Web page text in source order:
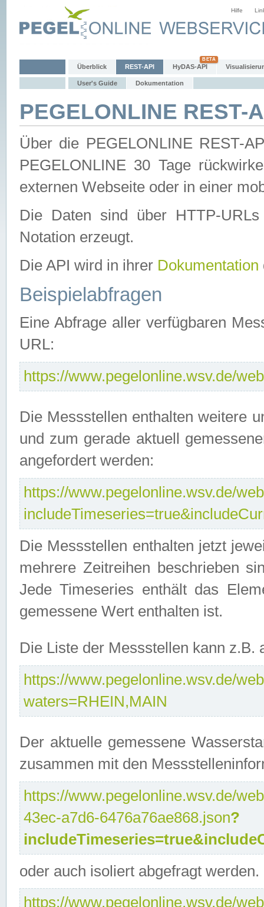
Hilfe
Überblick REST-API HyDAS-API
User's Guide Dokumentation
PEGELONLINE REST-
Über die PEGELONLINE REST-
PEGELONLINE 30 Tage
externen Webseite oder in einer
Die Daten sind über HTTP-
Notation erzeugt.
Die API wird in ihrer Dokumentation
Beispielabfragen
Eine Abfrage aller verfügbaren
URL:
https://www.pegelonline.wsv.de/
Die Messstellen enthalten weitere
und zum gerade aktuell
angefordert werden:
https://www.pegelonline.wsv.de/
Die Messstellen enthalten jetzt
mehrere Zeitreihen beschrieben
Jede Timeseries enthält das
gemessene Wert enthalten ist.
Die Liste der Messstellen kann
https://www.pegelonline.wsv.de/
waters=RHEIN,MAIN
Der aktuelle gemessene
zusammen mit den
https://www.pegelonline.wsv.de/
43ec-a7d6-6476a76ae868.json?
oder auch isoliert abgefragt werden.
https://www.pegelonline.wsv.de/